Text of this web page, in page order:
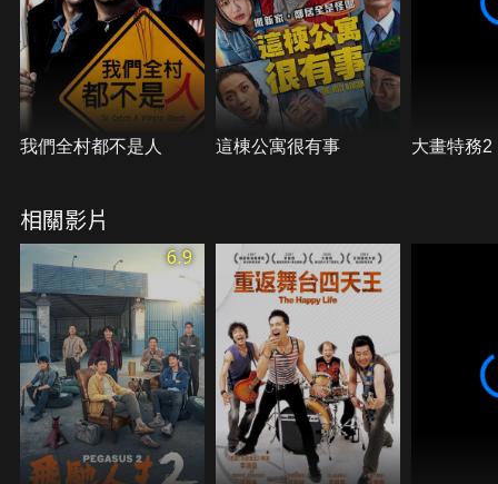
我們全村都不是人 這棟公寓很有事 大畫特務2
相關影片
6.9